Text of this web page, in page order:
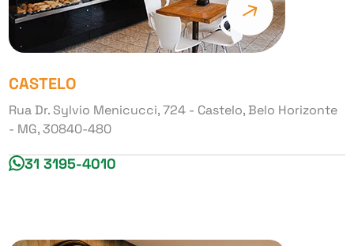
CASTELO
Rua Dr. Sylvio Menicucci, 724 - Castelo, Belo Horizonte
- MG, 30840-480
31 3195-4010